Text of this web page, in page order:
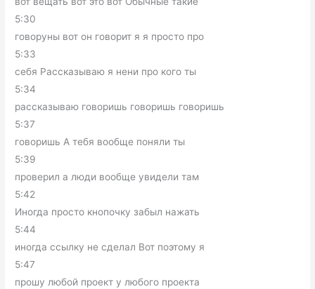
5:30
говоруны вот он говорит я я просто про
5:33
себя Рассказываю я нени про кого ты
5:34
рассказываю говоришь говоришь говоришь
5:37
говоришь А тебя вообще поняли ты
5:39
проверил а люди вообще увидели там
5:42
Иногда просто кнопочку забыл нажать
5:44
иногда ссылку не сделал Вот поэтому я
5:47
прошу любой проект у любого проекта